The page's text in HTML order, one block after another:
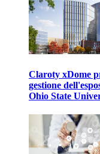
Claroty xDome
gestione
Ohio State